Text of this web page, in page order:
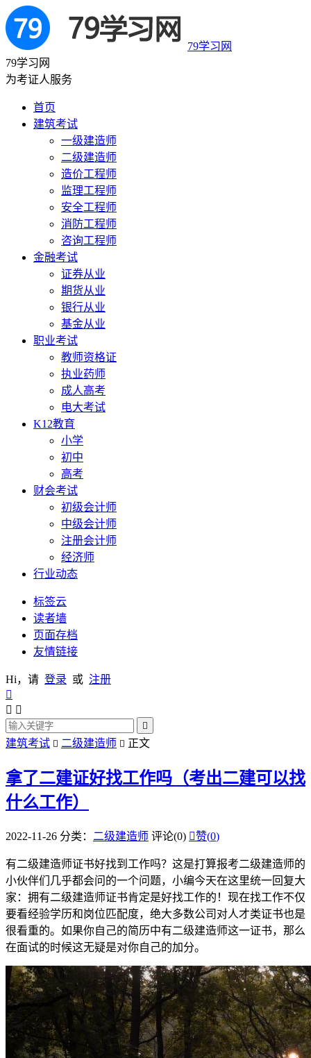
79学习网
79学习网
为考证人服务
首页
建筑考试
一级建造师
二级建造师
造价工程师
监理工程师
安全工程师
消防工程师
咨询工程师
金融考试
证券从业
期货从业
银行从业
基金从业
职业考试
教师资格证
执业药师
成人高考
电大考试
K12教育
小学
初中
高考
财会考试
初级会计师
中级会计师
注册会计师
经济师
行业动态
标签云
读者墙
页面存档
友情链接
Hi，请 登录 或 注册

 

建筑考试  二级建造师  正文
拿了二建证好找工作吗（考出二建可以找
什么工作）
2022-11-26 分类： 二级建造师 评论(0) 赞(0)
有二级建造师证书好找到工作吗？这是打算报考二级建造师的
小伙伴们几乎都会问的一个问题，小编今天在这里统一回复大
家：拥有二级建造师证书肯定是好找工作的！现在找工作不仅
要看经验学历和岗位匹配度，绝大多数公司对人才类证书也是
很看重的。如果你自己的简历中有二级建造师这一证书，那么
在面试的时候这无疑是对你自己的加分。